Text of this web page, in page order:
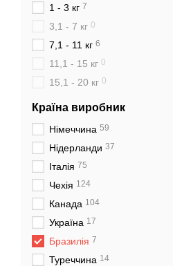
1 - 3 кг 7
3,1 - 7 кг 0
7,1 - 11 кг 6
11,1 - 15 кг 0
15,1 - 20 кг 0
Країна виробник
Німеччина 59
Нідерланди 37
Італія 75
Чехія 124
Канада 104
Україна 17
Бразилія 7
Туреччина 14